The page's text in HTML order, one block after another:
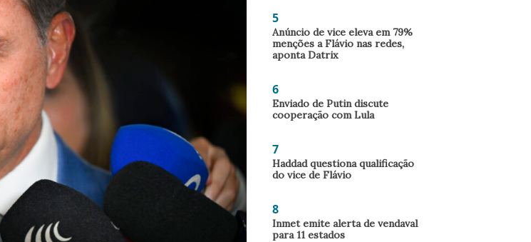
5
Anúncio de vice eleva em 79%
menções a Flávio nas redes,
aponta Datrix
6
Enviado de Putin discute
cooperação com Lula
7
Haddad questiona qualificação
do vice de Flávio
8
Inmet emite alerta de vendaval
para 11 estados